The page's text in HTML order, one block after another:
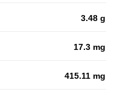
3.48 g
17.3 mg
415.11 mg